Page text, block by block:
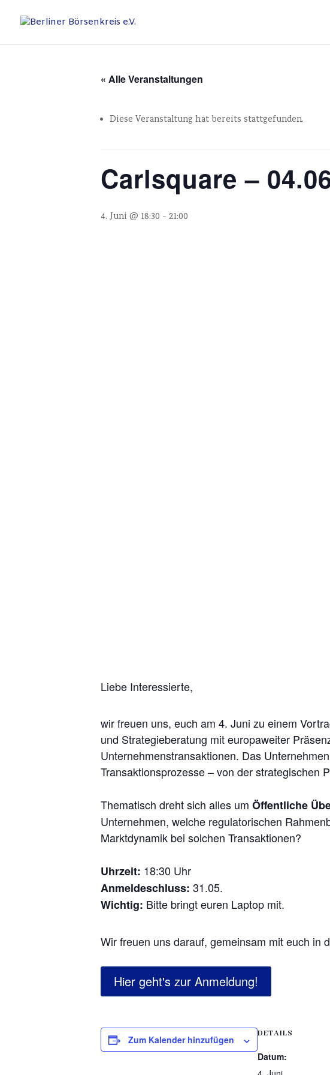
« Alle Veranstaltungen
Diese Veranstaltung hat bereits stattgefunden.
Carlsquare –
4. Juni @ 18:30 - 21:00
Liebe Interessierte,
wir freuen uns, euch am 4. Juni zu einem
und Strategieberatung mit europaweiter
Unternehmenstransaktionen. Das
Transaktionsprozesse – von der strategischen
Thematisch dreht sich alles um Öffentliche
Unternehmen, welche regulatorischen
Marktdynamik bei solchen Transaktionen?
Uhrzeit: 18:30 Uhr
Anmeldeschluss: 31.05.
Wichtig: Bitte bringt euren Laptop mit.
Wir freuen uns darauf, gemeinsam mit euch in
Hier geht's zur Anmeldung!
Zum Kalender hinzufügen
DETAILS
Datum: